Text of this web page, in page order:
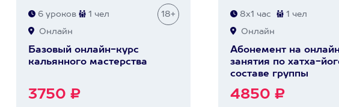
6 уроков 1 чел 18+
Онлайн
Базовый онлайн-курс
кальянного мастерства
3750 ₽
8х1 час 1 чел
Онлайн
Абонемент на
занятия по хатха-
составе группы
4850 ₽